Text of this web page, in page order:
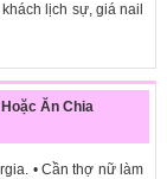
lịch sự, giá nail
Ăn Chia
• Cần thợ nữ làm